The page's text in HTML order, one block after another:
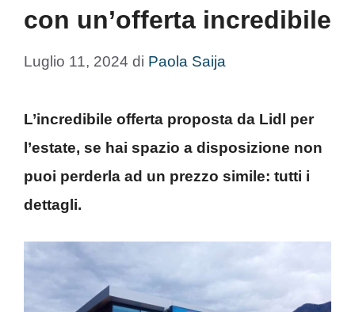
con un’offerta incredibile
Luglio 11, 2024 di Paola Saija
L’incredibile offerta proposta da Lidl per
l’estate, se hai spazio a disposizione non
puoi perderla ad un prezzo simile: tutti i
dettagli.